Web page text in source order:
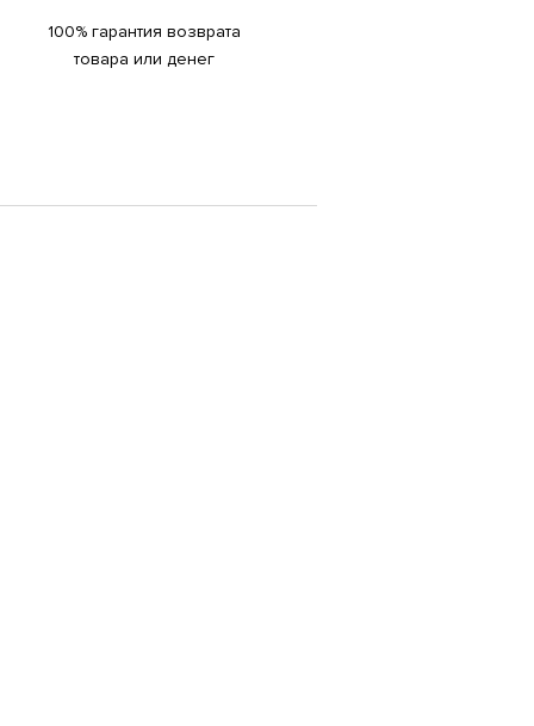
100% гарантия возврата
товара или денег